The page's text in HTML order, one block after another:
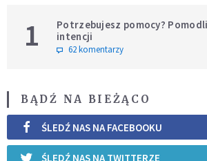
1
Potrzebujesz pomocy?
intencji
62 komentarzy
BĄDŹ NA BIEŻĄCO
ŚLEDŹ NAS NA FACEBOOKU
ŚLEDŹ NAS NA TWITTERZE